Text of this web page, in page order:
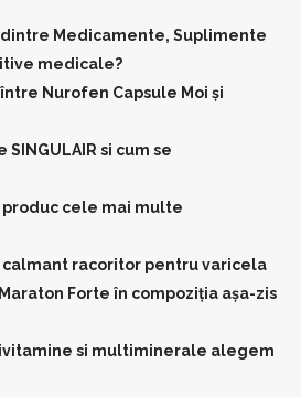
Medicamente, Suplimente
medicale?
Nurofen Capsule Moi și
si cum se
cele mai multe
calmant racoritor pentru varicela
Forte în compoziția așa-zis
si multiminerale alegem